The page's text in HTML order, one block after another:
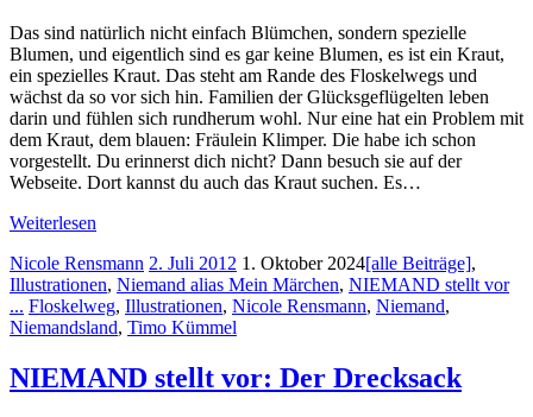
Das sind natürlich nicht einfach Blümchen, sondern spezielle
Blumen, und eigentlich sind es gar keine Blumen, es ist ein Kraut,
ein spezielles Kraut. Das steht am Rande des Floskelwegs und
wächst da so vor sich hin. Familien der Glücksgeflügelten leben
darin und fühlen sich rundherum wohl. Nur eine hat ein Problem mit
dem Kraut, dem blauen: Fräulein Klimper. Die habe ich schon
vorgestellt. Du erinnerst dich nicht? Dann besuch sie auf der
Webseite. Dort kannst du auch das Kraut suchen. Es…
Weiterlesen
Nicole Rensmann 2. Juli 2012 1. Oktober 2024[alle Beiträge],
Illustrationen, Niemand alias Mein Märchen, NIEMAND stellt vor
... Floskelweg, Illustrationen, Nicole Rensmann, Niemand,
Niemandsland, Timo Kümmel
NIEMAND stellt vor: Der Drecksack